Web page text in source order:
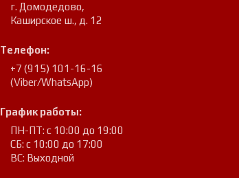
г. Домодедово,
Каширское ш., д. 12
Телефон:
+7 (915) 101-16-16
(Viber/WhatsApp)
График работы:
ПН-ПТ: с 10:00 до 19:00
СБ: с 10:00 до 17:00
ВС: Выходной